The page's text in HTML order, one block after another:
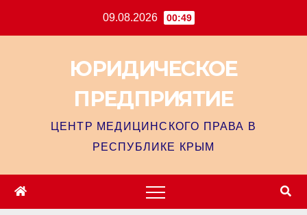
09.08.2026 00:49
ЮРИДИЧЕСКОЕ
ПРЕДПРИЯТИЕ
ЦЕНТР МЕДИЦИНСКОГО ПРАВА В
РЕСПУБЛИКЕ КРЫМ